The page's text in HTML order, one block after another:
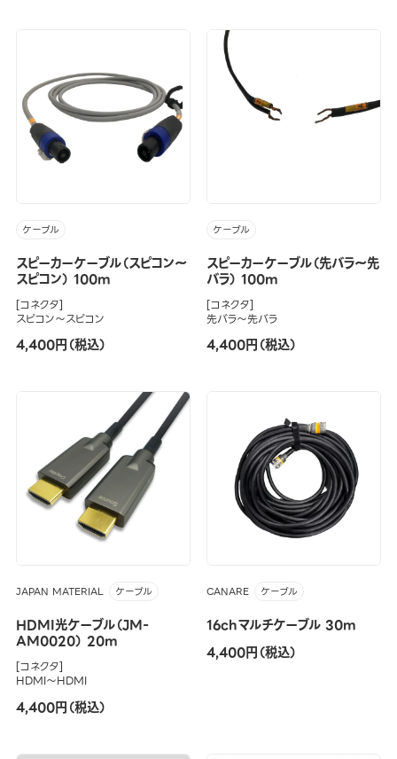
ケーブル
スピーカーケーブル（スピコン～
スピコン） 100m
[コネクタ]
スピコン～スピコン
4,400円（税込）
ケーブル
スピーカーケーブル（先バラ～先
バラ） 100m
[コネクタ]
先バラ～先バラ
4,400円（税込）
JAPAN MATERIAL ケーブル
HDMI光ケーブル（JM-
AM0020） 20m
[コネクタ]
HDMI～HDMI
4,400円（税込）
CANARE ケーブル
16chマルチケーブル 30m
4,400円（税込）